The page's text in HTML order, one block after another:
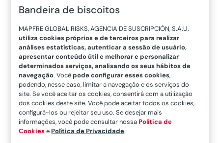
compromisso ambiental, social e de
diretor-geral da União de Empresas
Siderúrgicas (UNESID).
A estas particularidades há que somar
que seu processo de fabricação tem
um impacto ambiental controlado por
uma minuciosa regulamentação da
atividade. “Todas as empresas que
produzem aço na Europa devem ter
Bandeira de biscoitos
MAPFRE GLOBAL RISKS, AGENCIA DE SUSCRIPCIÓN, S.A.U.
utiliza cookies próprios e de terceiros para realizar
análises estatísticas, autenticar a sessão de usuário,
apresentar conteúdo útil e melhorar e personalizar
determinados serviços, analisando os seus hábitos de
navegação. Vocêpode configurar esses cookies,
podendo, nesse caso, limitar a navegação e os serviços do
site. Se você aceitar os cookies, consentirá com a utilização
dos cookies deste site. Você pode aceitar todos os cookies,
configurá-los ou rejeitar seu uso. Se desejar mais
informações, você pode consultar nossaPolítica de
CookiesePolítica de Privacidade.